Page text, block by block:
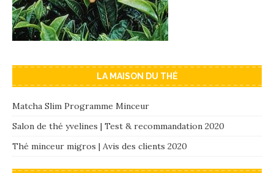
LA MAISON DU THÉ
Matcha Slim Programme Minceur
Salon de thé yvelines | Test & recommandation 2020
Thé minceur migros | Avis des clients 2020